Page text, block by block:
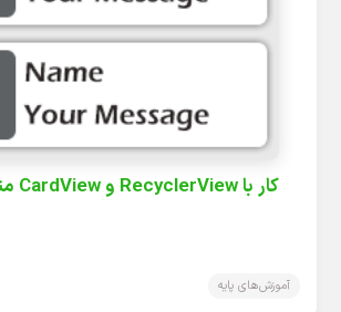
کار با RecyclerView و CardView متریال دیزاین
آموزش‌های پایه